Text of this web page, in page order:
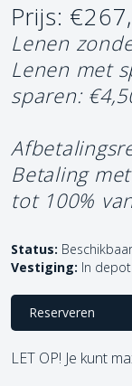
Prijs:
Lenen
Lenen met
sparen:
Betaling
tot 100%
Status: Beschikbaar
Vestiging: In depot
Reserveren
LET OP! Je kunt